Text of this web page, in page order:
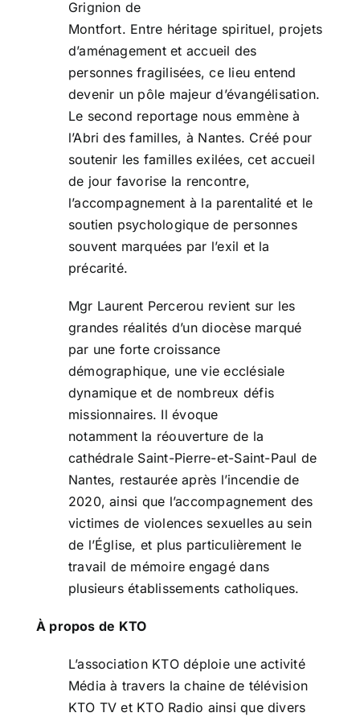
Grignion de
Montfort. Entre héritage spirituel, projets
d’aménagement et accueil des
personnes fragilisées, ce lieu entend
devenir un pôle majeur d’évangélisation.
Le second reportage nous emmène à
l’Abri des familles, à Nantes. Créé pour
soutenir les familles exilées, cet accueil
de jour favorise la rencontre,
l’accompagnement à la parentalité et le
soutien psychologique de personnes
souvent marquées par l’exil et la
précarité.
Mgr Laurent Percerou revient sur les
grandes réalités d’un diocèse marqué
par une forte croissance
démographique, une vie ecclésiale
dynamique et de nombreux défis
missionnaires. Il évoque
notamment la réouverture de la
cathédrale Saint-Pierre-et-Saint-Paul de
Nantes, restaurée après l’incendie de
2020, ainsi que l’accompagnement des
victimes de violences sexuelles au sein
de l’Église, et plus particulièrement le
travail de mémoire engagé dans
plusieurs établissements catholiques.
À propos de KTO
L’association KTO déploie une activité
Média à travers la chaine de télévision
KTO TV et KTO Radio ainsi que divers